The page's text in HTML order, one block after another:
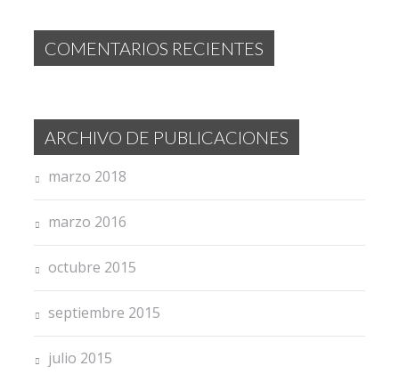
COMENTARIOS RECIENTES
ARCHIVO DE PUBLICACIONES
marzo 2018
marzo 2016
octubre 2015
septiembre 2015
julio 2015